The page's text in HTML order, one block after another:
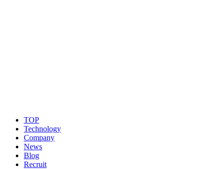
TOP
Technology
Company
News
Blog
Recruit